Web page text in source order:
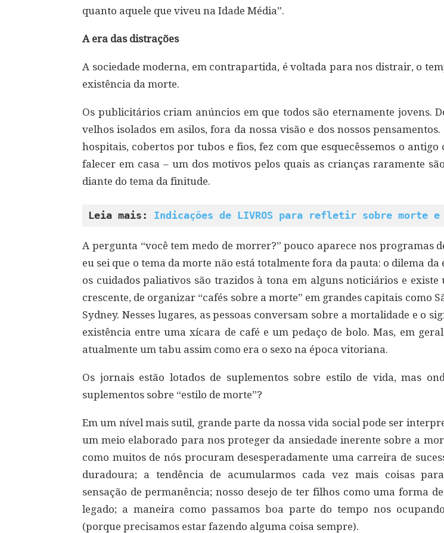
quanto aquele que viveu na Idade Média”.
A era das distrações
A sociedade moderna, em contrapartida, é voltada para nos distrair, o
existência da morte.
Os publicitários criam anúncios em que todos são eternamente jovens.
velhos isolados em asilos, fora da nossa visão e dos nossos
hospitais, cobertos por tubos e fios, fez com que esquecêssemos o antigo
falecer em casa – um dos motivos pelos quais as crianças raramente
diante do tema da finitude.
Leia mais: Indicações de LIVROS para refletir sobre morte
A pergunta “você tem medo de morrer?” pouco aparece nos programas
eu sei que o tema da morte não está totalmente fora da pauta: o dilema da
os cuidados paliativos são trazidos à tona em alguns noticiários e existe
crescente, de organizar “cafés sobre a morte” em grandes capitais como
Sydney. Nesses lugares, as pessoas conversam sobre a mortalidade e o
existência entre uma xícara de café e um pedaço de bolo. Mas, em
atualmente um tabu assim como era o sexo na época vitoriana.
Os jornais estão lotados de suplementos sobre estilo de vida, mas
suplementos sobre “estilo de morte”?
Em um nível mais sutil, grande parte da nossa vida social pode ser
um meio elaborado para nos proteger da ansiedade inerente sobre a
como muitos de nós procuram desesperadamente uma carreira de
duradoura; a tendência de acumularmos cada vez mais coisas
sensação de permanência; nosso desejo de ter filhos como uma forma
legado; a maneira como passamos boa parte do tempo nos
(porque precisamos estar fazendo alguma coisa sempre).